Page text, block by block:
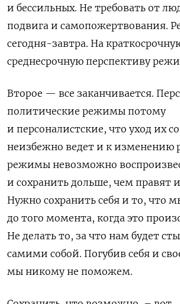
и бессильных. Не требовать от
подвига и самопожертвования.
сегодня-завтра. На
среднесрочную перспективу
Второе — все заканчивается.
политические режимы потому
и персоналистские, что уход их
неизбежно ведет и к изменению
режимы невозможно
и сохранить дольше, чем правят
Нужно сохранить себя и то, что
до того момента, когда это
Не делать то, за что нам будет
самими собой. Погубив себя и
мы никому не поможем.